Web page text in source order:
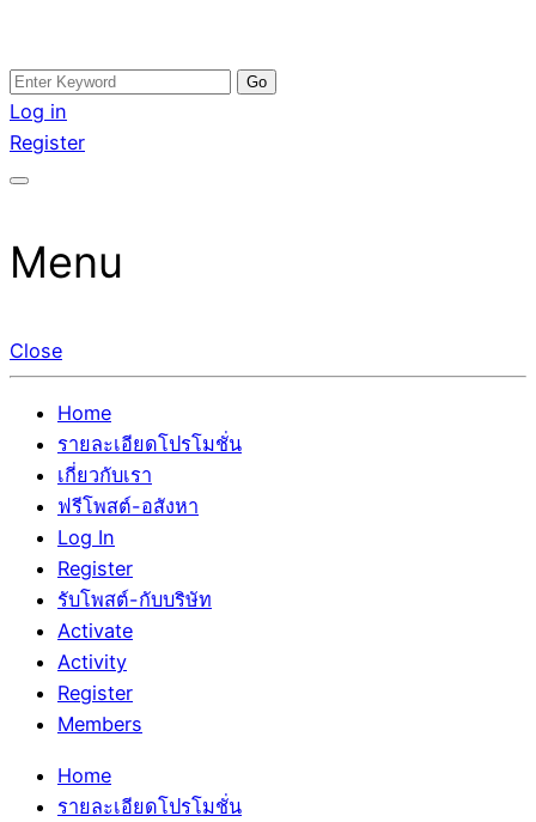
Skip
to
content
อสังหาโพสต์ รีวิวเยอะ รับจ้างโพสต์ขายบ้าน รับจ้างโพสต์อสัง
หา แตกต่างอย่างตั้งใจ รับรองผล อันดับ1 การโพสต์ขายอสังหา
กับทีมงานบริษัท บ้าน ที่ดิน คอนโด ติดGoogleหน้าแรกได้จริงๆ
รับจ้างโพสอสังหา ขายบ้าน อสังหาโพสต์ เชื่อถือได้จริง รับ
โพสต์ ที่ดิน กับทีมงานบริษัท ถูกและดีที่สุด ไม่มีค่านายหน้า
ขายได้จริงๆ ช่วยสร้างโอกาสในการขายได้มากกว่า ที่เดียว ที่
Search
for:
Log in
Register
Menu
Close
Home
รายละเอียดโปรโมชั่น
เกี่ยวกับเรา
ฟรีโพสต์-อสังหา
Log In
Register
รับโพสต์-กับบริษัท
Activate
Activity
Register
Members
Home
รายละเอียดโปรโมชั่น